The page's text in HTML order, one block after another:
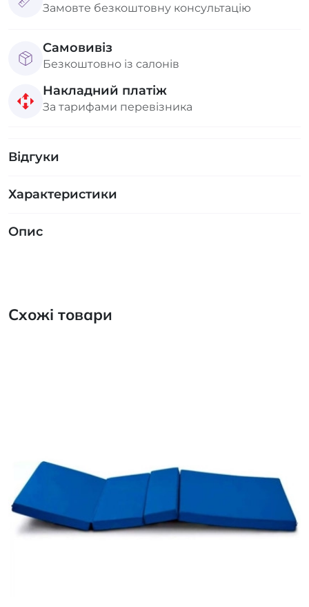
Замовте безкоштовну консультацію
Самовивіз
Безкоштовно із салонів
Накладний платіж
За тарифами перевізника
Відгуки
Характеристики
Опис
Схожі товари